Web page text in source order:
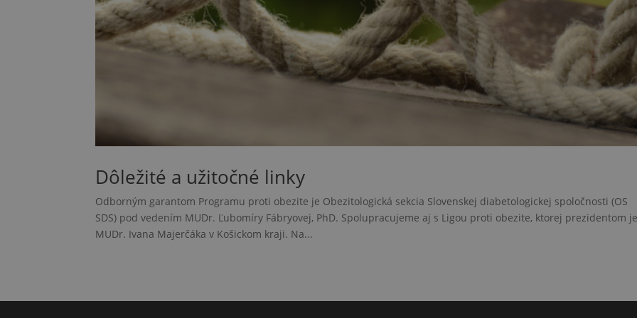
Dôležité a užitočné linky
Odborným garantom Programu proti obezite je Obezitologická sekcia Slovenskej diabetologickej spoločnosti (OS
SDS) pod vedením MUDr. Ľubomíry Fábryovej, PhD. Spolupracujeme aj s Ligou proti obezite, ktorej prezidentom
MUDr. Ivana Majerčáka v Košickom kraji. Na...